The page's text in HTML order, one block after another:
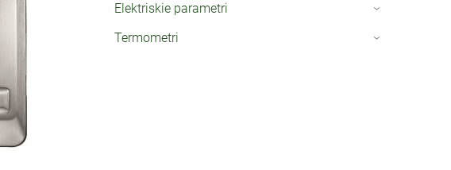
Elektriskie parametri ›
Termometri ›